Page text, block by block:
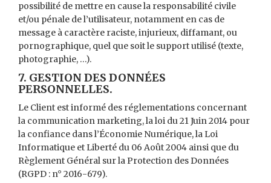
possibilité de mettre en cause la responsabilité civile
et/ou pénale de l’utilisateur, notamment en cas de
message à caractère raciste, injurieux, diffamant, ou
pornographique, quel que soit le support utilisé (texte,
photographie, …).
7. GESTION DES DONNÉES
PERSONNELLES.
Le Client est informé des réglementations concernant
la communication marketing, la loi du 21 Juin 2014 pour
la confiance dans l’Économie Numérique, la Loi
Informatique et Liberté du 06 Août 2004 ainsi que du
Règlement Général sur la Protection des Données
(RGPD : n° 2016-679).